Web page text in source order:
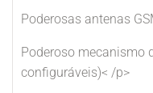
Poderosas antenas
Poderoso mecanismo
configuráveis)< /p>